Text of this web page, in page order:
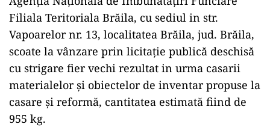
Filiala Teritoriala Brăila, cu sediul in str.
Vapoarelor nr. 13, localitatea Brăila, jud. Brăila,
scoate la vânzare prin licitaţie publică deschisă
cu strigare fier vechi rezultat in urma casarii
materialelor și obiectelor de inventar propuse la
casare și reformă, cantitatea estimată fiind de
955 kg.